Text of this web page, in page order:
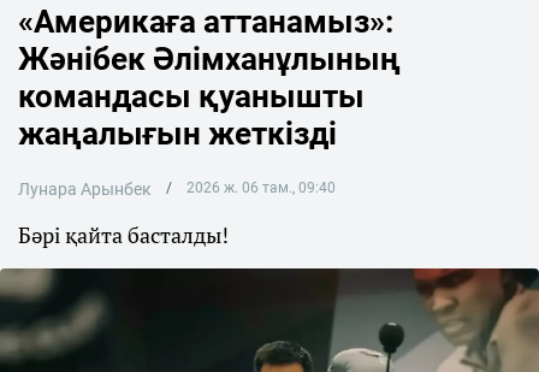
«Америкаға аттанамыз»:
Жәнібек Әлімханұлының
командасы қуанышты
жаңалығын жеткізді
Лунара Арынбек 2026 ж. 06 там., 09:40
Бәрі қайта басталды!